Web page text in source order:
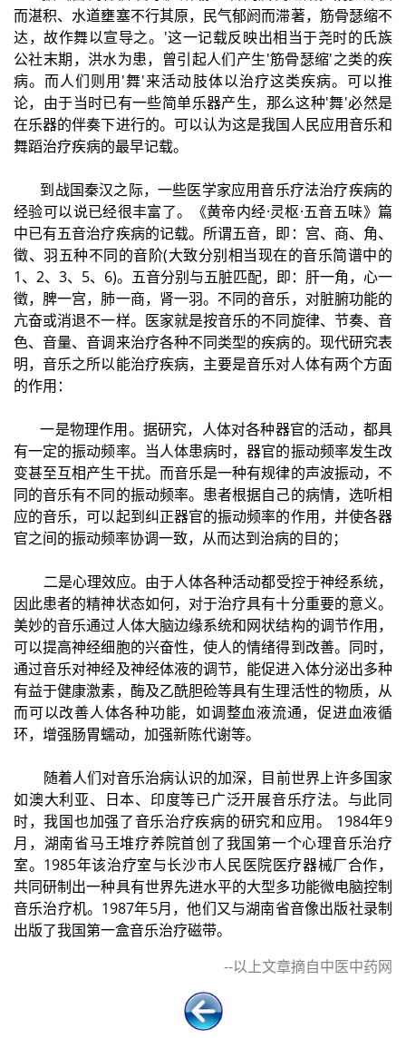
而湛积、水道壅塞不行其原，民气郁阏而滞著，筋骨瑟缩不
达，故作舞以宣导之。'这一记载反映出相当于尧时的氏族
公社末期，洪水为患，曾引起人们产生'筋骨瑟缩'之类的疾
病。而人们则用'舞'来活动肢体以治疗这类疾病。可以推
论，由于当时已有一些简单乐器产生，那么这种'舞'必然是
在乐器的伴奏下进行的。可以认为这是我国人民应用音乐和
舞蹈治疗疾病的最早记载。
到战国秦汉之际，一些医学家应用音乐疗法治疗疾病的
经验可以说已经很丰富了。《黄帝内经·灵枢·五音五味》篇
中已有五音治疗疾病的记载。所谓五音，即：宫、商、角、
徵、羽五种不同的音阶(大致分别相当现在的音乐简谱中的
1、2、3、5、6)。五音分别与五脏匹配，即：肝一角，心一
徵，脾一宫，肺一商，肾一羽。不同的音乐，对脏腑功能的
亢奋或消退不一样。医家就是按音乐的不同旋律、节奏、音
色、音量、音调来治疗各种不同类型的疾病的。现代研究表
明，音乐之所以能治疗疾病，主要是音乐对人体有两个方面
的作用：
一是物理作用。据研究，人体对各种器官的活动，都具
有一定的振动频率。当人体患病时，器官的振动频率发生改
变甚至互相产生干扰。而音乐是一种有规律的声波振动，不
同的音乐有不同的振动频率。患者根据自己的病情，选听相
应的音乐，可以起到纠正器官的振动频率的作用，并使各器
官之间的振动频率协调一致，从而达到治病的目的；
二是心理效应。由于人体各种活动都受控于神经系统，
因此患者的精神状态如何，对于治疗具有十分重要的意义。
美妙的音乐通过人体大脑边缘系统和网状结构的调节作用，
可以提高神经细胞的兴奋性，使人的情绪得到改善。同时，
通过音乐对神经及神经体液的调节，能促进入体分泌出多种
有益于健康激素，酶及乙酰胆硷等具有生理活性的物质，从
而可以改善人体各种功能，如调整血液流通，促进血液循
环，增强肠胃蠕动，加强新陈代谢等。
随着人们对音乐治病认识的加深，目前世界上许多国家
如澳大利亚、日本、印度等已广泛开展音乐疗法。与此同
时，我国也加强了音乐治疗疾病的研究和应用。 1984年9
月，湖南省马王堆疗养院首创了我国第一个心理音乐治疗
室。1985年该治疗室与长沙市人民医院医疗器械厂合作，
共同研制出一种具有世界先进水平的大型多功能微电脑控制
音乐治疗机。1987年5月，他们又与湖南省音像出版社录制
出版了我国第一盒音乐治疗磁带。
--以上文章摘自中医中药网